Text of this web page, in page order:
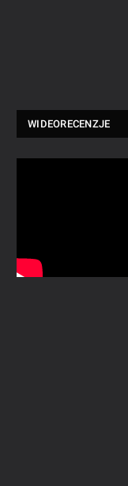
WIDEORECENZJE